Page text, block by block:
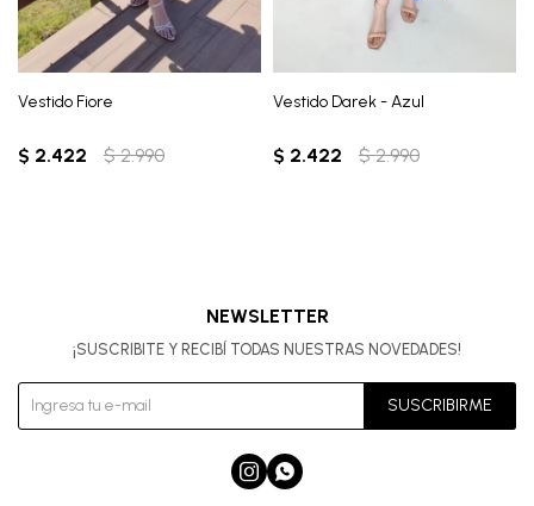
Vestido Fiore
$ 2.422 $ 2.990
Vestido Darek - Azul
$ 2.422 $ 2.990
NEWSLETTER
¡SUSCRIBITE Y RECIBÍ TODAS NUESTRAS NOVEDADES!
SUSCRIBIRME
 